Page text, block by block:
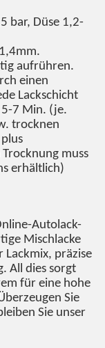
bar, Düse 1,2-
aufrühren.
einen
Lackschicht
7 Min. (je.
trocknen
muss
erhältlich)
Autolack-
Mischlacke
präzise
All dies sorgt
für eine hohe
Sie
Sie unser